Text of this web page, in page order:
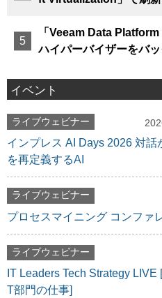
「Veeam Data
ハイパーバイザーをバ
イベント
ライブウェビナー
インプレス AI Days 2026 対
を再定義するAI
ライブウェビナー
プロセスマイニング コンファ
ライブウェビナー
IT Leaders Tech Strategy
T部門の仕事]